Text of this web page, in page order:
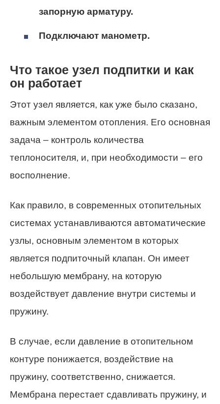
запорную арматуру.
Подключают манометр.
Что такое узел подпитки и как
он работает
Этот узел является, как уже было сказано,
важным элементом отопления. Его основная
задача – контроль количества
теплоносителя, и, при необходимости – его
восполнение.
Как правило, в современных отопительных
системах устанавливаются автоматические
узлы, основным элементом в которых
является подпиточный клапан. Он имеет
небольшую мембрану, на которую
воздействует давление внутри системы и
пружину.
В случае, если давление в отопительном
контуре понижается, воздействие на
пружину, соответственно, снижается.
Мембрана перестает сдавливать пружину, и